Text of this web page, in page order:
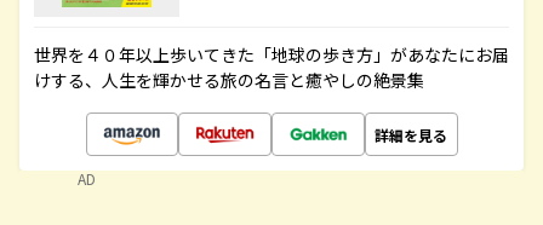
世界を４０年以上歩いてきた「地球の歩き方」があなたにお届
けする、人生を輝かせる旅の名言と癒やしの絶景集
詳細を見る
AD